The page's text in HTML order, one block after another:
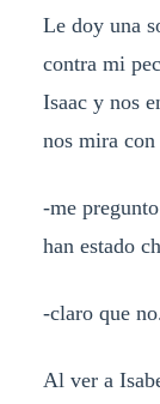
Le doy una
contra mi
Isaac y nos
nos mira con
-me
han estado
-claro que
Al ver a